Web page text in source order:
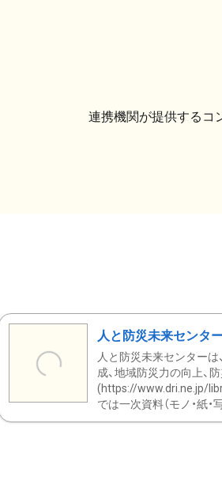
連携機関が提供するコ
人と防災未来センタ
人と防災未来センターは
成、地域防災力の向上、
(https://www.dri.ne.jp/
では一次資料（モノ・紙・